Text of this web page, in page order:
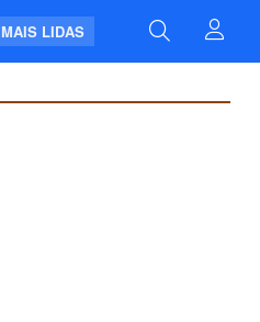
MAIS LIDAS